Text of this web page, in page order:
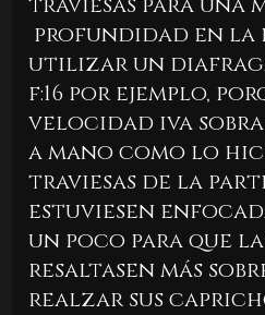
profundidad en la
utilizar un
f:16 por ejemplo,
velocidad iva
a mano como lo
traviesas de la
estuviesen
un poco para que
resaltasen más
realzar sus